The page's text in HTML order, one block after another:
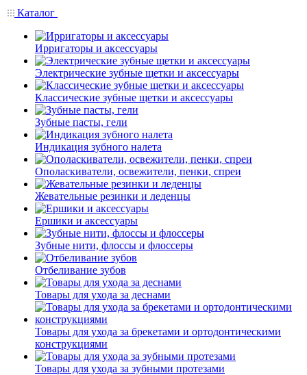
Каталог
Ирригаторы и аксессуары
Электрические зубные щетки и аксессуары
Классические зубные щетки и аксессуары
Зубные пасты, гели
Индикация зубного налета
Ополаскиватели, освежители, пенки, спреи
Жевательные резинки и леденцы
Ершики и аксессуары
Зубные нити, флоссы и флоссеры
Отбеливание зубов
Товары для ухода за деснами
Товары для ухода за брекетами и ортодонтическими
конструкциями
Товары для ухода за зубными протезами